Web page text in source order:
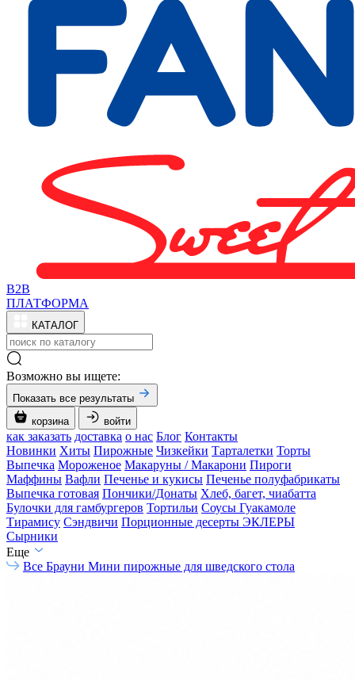
B2B
ПЛАТФОРМА
КАТАЛОГ
Возможно вы ищете:
Показать все результаты
корзина
войти
как заказать доставка о нас Блог Контакты
Новинки Хиты Пирожные Чизкейки Тарталетки Торты
Выпечка Мороженое Макаруны / Макарони Пироги
Маффины Вафли Печенье и кукисы Печенье полуфабрикаты
Выпечка готовая Пончики/Донаты Хлеб, багет, чиабатта
Булочки для гамбургеров Тортильи Соусы Гуакамоле
Тирамису Сэндвичи Порционные десерты ЭКЛЕРЫ
Сырники
Еще
Все Брауни Мини пирожные для шведского стола